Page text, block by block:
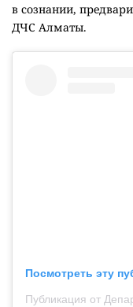
в сознании,
ДЧС Алматы.
Посмотреть эту
Публикация от